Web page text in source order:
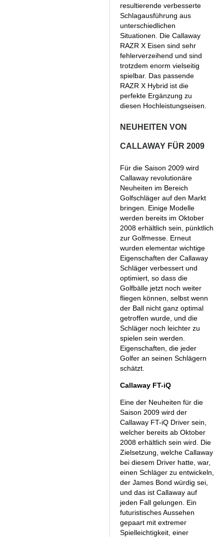
resultierende verbesserte
Schlagausführung aus
unterschiedlichen
Situationen. Die Callaway
RAZR X Eisen sind sehr
fehlerverzeihend und sind
trotzdem enorm vielseitig
spielbar. Das passende
RAZR X Hybrid ist die
perfekte Ergänzung zu
diesen Hochleistungseisen.
NEUHEITEN VON
CALLAWAY FÜR 2009
Für die Saison 2009 wird
Callaway revolutionäre
Neuheiten im Bereich
Golfschläger auf den Markt
bringen. Einige Modelle
werden bereits im Oktober
2008 erhältlich sein, pünktlich
zur Golfmesse. Erneut
wurden elementar wichtige
Eigenschaften der Callaway
Schläger verbessert und
optimiert, so dass die
Golfbälle jetzt noch weiter
fliegen können, selbst wenn
der Ball nicht ganz optimal
getroffen wurde, und die
Schläger noch leichter zu
spielen sein werden.
Eigenschaften, die jeder
Golfer an seinen Schlägern
schätzt.
Callaway FT-iQ
Eine der Neuheiten für die
Saison 2009 wird der
Callaway FT-iQ Driver sein,
welcher bereits ab Oktober
2008 erhältlich sein wird. Die
Zielsetzung, welche Callaway
bei diesem Driver hatte, war,
einen Schläger zu entwickeln,
der James Bond würdig sei,
und das ist Callaway auf
jeden Fall gelungen. Ein
futuristisches Aussehen
gepaart mit extremer
Spielleichtigkeit, einer